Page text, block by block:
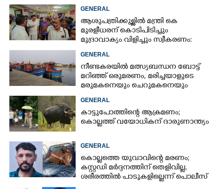
GENERAL
ആശുപത്രിക്കുള്ളിൽ മന്ത്രി കെ
മുരളീധരന് കൊടിപിടിച്ചും
മുദ്രാവാക്യം വിളിച്ചും സ്വീകരണം:
GENERAL
നീണ്ടകരയിൽ മത്സ്യബന്ധന ബോട്ട്
മറിഞ്ഞ്​ ഒരുമരണം,​ മരിച്ചയാളുടെ
മരുമകനെയും ചെറുമകനെയും
GENERAL
കാട്ടുപോത്തിന്റെ ആക്രമണം;
കൊല്ലത്ത് വയോധികന് ദാരുണാന്ത്യം
GENERAL
കൊല്ലത്തെ യുവാവിന്റെ മരണം;
കസ്റ്റഡി മർദ്ദനത്തിന് തെളിവില്ല,
ശരീരത്തിൽ പാടുകളില്ലെന്ന് പൊലീസ്